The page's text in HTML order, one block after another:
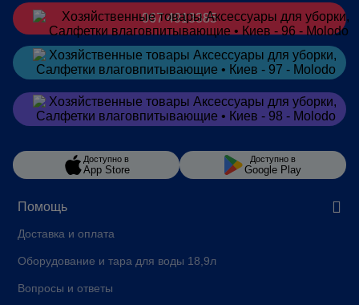
Помощь
Доставка и оплата
Оборудование и тара для воды 18,9л
Вопросы и ответы
067 4913385
Заказатьв Telegram
Заказатьв Viber
Доступно в
App Store
Доступно в
Google Play